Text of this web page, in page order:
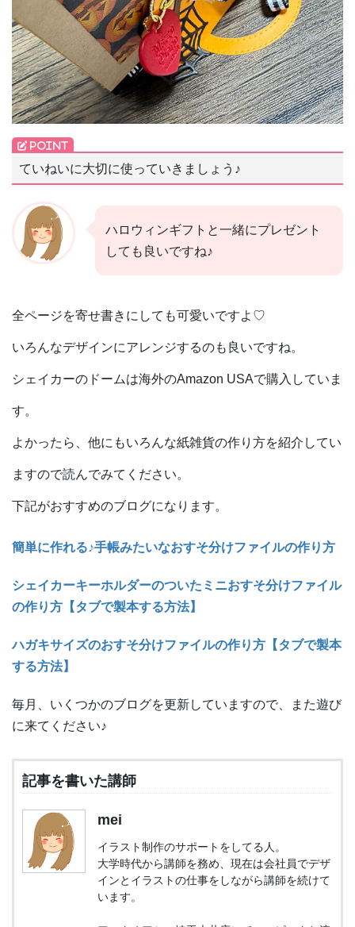
ていねいに大切に使っていきましょう♪
ハロウィンギフトと一緒にプレゼント
しても良いですね♪
全ページを寄せ書きにしても可愛いですよ♡
いろんなデザインにアレンジするのも良いですね。
シェイカーのドームは海外のAmazon USAで購入していま
す。
よかったら、他にもいろんな紙雑貨の作り方を紹介してい
ますので読んでみてください。
下記がおすすめのブログになります。
簡単に作れる♪手帳みたいなおすそ分けファイルの作り方
シェイカーキーホルダーのついたミニおすそ分けファイル
の作り方【タブで製本する方法】
ハガキサイズのおすそ分けファイルの作り方【タブで製本
する方法】
毎月、いくつかのブログを更新していますので、また遊び
に来てください♪
記事を書いた講師
mei
イラスト制作のサポートをしてる人。
大学時代から講師を務め、現在は会社員でデザ
インとイラストの仕事をしながら講師を続けて
います。